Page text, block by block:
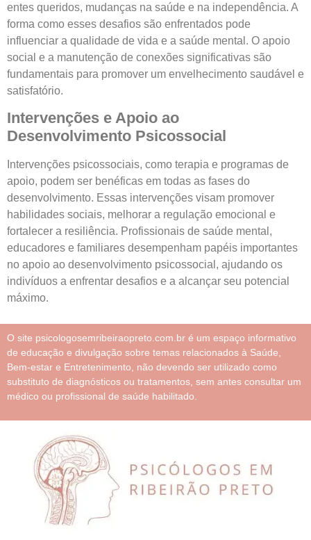
entes queridos, mudanças na saúde e na independência. A
forma como esses desafios são enfrentados pode
influenciar a qualidade de vida e a saúde mental. O apoio
social e a manutenção de conexões significativas são
fundamentais para promover um envelhecimento saudável e
satisfatório.
Intervenções e Apoio ao
Desenvolvimento Psicossocial
Intervenções psicossociais, como terapia e programas de
apoio, podem ser benéficas em todas as fases do
desenvolvimento. Essas intervenções visam promover
habilidades sociais, melhorar a regulação emocional e
fortalecer a resiliência. Profissionais de saúde mental,
educadores e familiares desempenham papéis importantes
no apoio ao desenvolvimento psicossocial, ajudando os
indivíduos a enfrentar desafios e a alcançar seu potencial
máximo.
O site psicologosemribeiraopreto.com.br é um espaço informativo
de educação e divulgação sobre temas relacionados à Saúde,
Bem-estar e Entretenimento, não devendo ser utilizado como
substituto de diagnósticos ou tratamentos, sem antes consultar um
médico ou profissional de saúde habilitado.